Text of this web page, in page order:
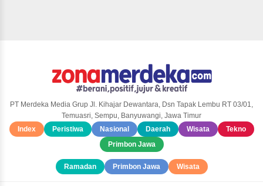
PT Merdeka Media Grup Jl. Kihajar Dewantara, Dsn Tapak Lembu RT 03/01,
Temuasri, Sempu, Banyuwangi, Jawa Timur
Index
Peristiwa Nasional Daerah Wisata
Tekno
Primbon Jawa
Ramadan Primbon Jawa Wisata